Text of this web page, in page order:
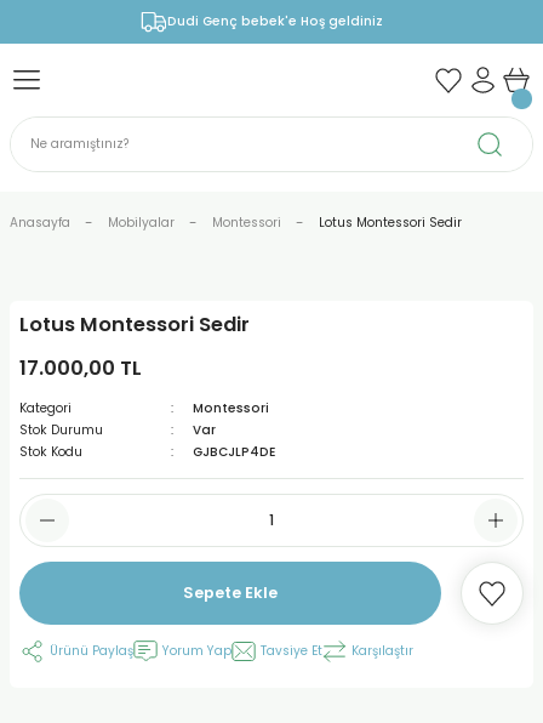
Dudi Genç bebek'e Hoş geldiniz
Anasayfa Mobilyalar Montessori Lotus Montessori Sedir
Lotus Montessori Sedir
17.000,00 TL
Kategori
Montessori
Stok Durumu
Var
Stok Kodu
GJBCJLP4DE
Sepete Ekle
Ürünü Paylaş Yorum Yap Tavsiye Et Karşılaştır